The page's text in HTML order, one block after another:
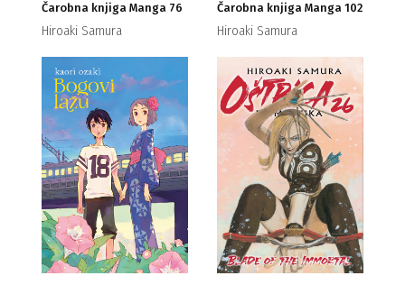
Čarobna knjiga Manga 76
Hiroaki Samura
Čarobna knjiga Manga 102
Hiroaki Samura